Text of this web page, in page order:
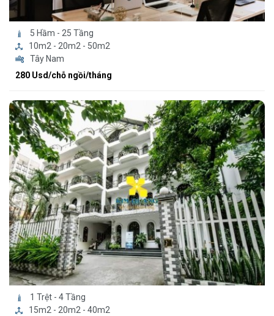
5 Hầm - 25 Tầng
10m2 - 20m2 - 50m2
Tây Nam
280 Usd/chỗ ngồi/tháng
1 Trệt - 4 Tầng
15m2 - 20m2 - 40m2